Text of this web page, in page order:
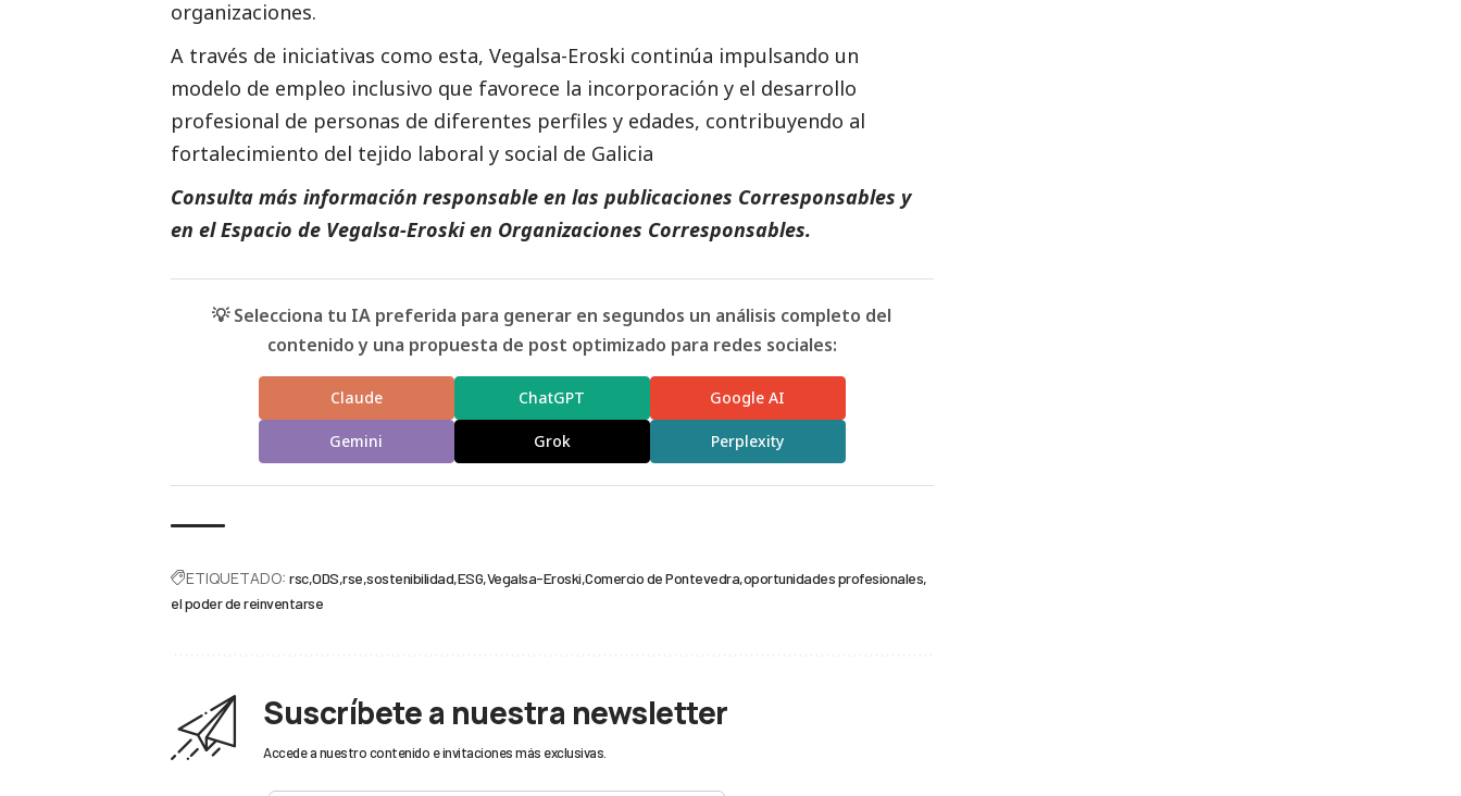
organizaciones.
A través de iniciativas como esta, Vegalsa-Eroski continúa impulsando un
modelo de empleo inclusivo que favorece la incorporación y el desarrollo
profesional de personas de diferentes perfiles y edades, contribuyendo al
fortalecimiento del tejido laboral y social de Galicia
Consulta más información responsable en las publicaciones Corresponsables y
en el Espacio de Vegalsa-Eroskien Organizaciones Corresponsables.
💡 Selecciona tu IA preferida para generar en segundos un análisis completo del
contenido y una propuesta de post optimizado para redes sociales:
Claude ChatGPT Google AI
Gemini Grok Perplexity
ETIQUETADO: rsc ODS rse sostenibilidad ESG Vegalsa-Eroski Comercio de Pontevedra oportunidades profesionales
el poder de reinventarse
Suscríbete a nuestra newsletter
Accede a nuestro contenido e invitaciones más exclusivas.